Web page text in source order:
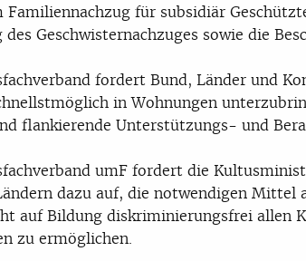
Familiennachzug für subsidiär
des Geschwisternachzuges sowie die
fordert Bund, Länder und
in Wohnungen
flankierende Unterstützungs- und
umF fordert die
dazu auf, die notwendigen Mittel
auf Bildung diskriminierungsfrei allen
zu ermöglichen.